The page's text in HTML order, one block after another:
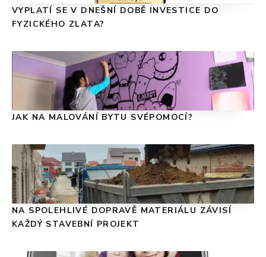
VYPLATÍ SE V DNEŠNÍ DOBĚ INVESTICE DO
FYZICKÉHO ZLATA?
JAK NA MALOVÁNÍ BYTU SVÉPOMOCÍ?
NA SPOLEHLIVÉ DOPRAVĚ MATERIÁLU ZÁVISÍ
KAŽDÝ STAVEBNÍ PROJEKT